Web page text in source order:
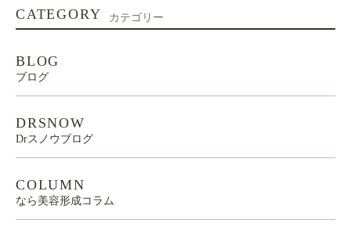
CATEGORY カテゴリー
BLOG
ブログ
DRSNOW
Drスノウブログ
COLUMN
なら美容形成コラム